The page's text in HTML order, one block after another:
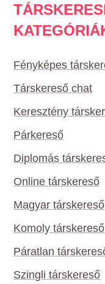
Fényképes
Társkereső chat
Keresztény
Párkereső
Diplomás
Online társkereső
Magyar társkereső
Komoly társkereső
Páratlan
Szingli társkereső